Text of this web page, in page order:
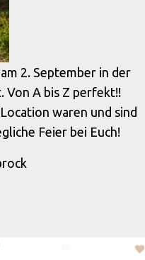
2. September in der
Von A bis Z perfekt!!
waren und sind
Feier bei Euch!